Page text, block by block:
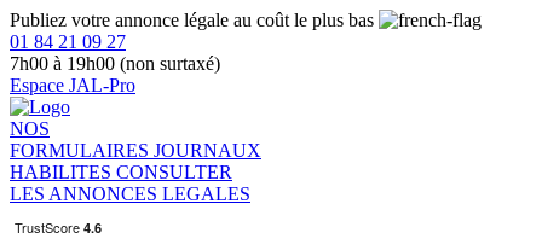
Publiez votre annonce légale au coût le plus bas
01 84 21 09 27
7h00 à 19h00 (non surtaxé)
Espace JAL-Pro
NOS
FORMULAIRES JOURNAUX
HABILITES CONSULTER
LES ANNONCES LEGALES